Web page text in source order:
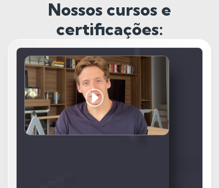
Nossos cursos e
certificações: